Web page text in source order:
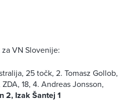
VN Slovenije:
25 točk, 2. Tomasz Gollob,
18, 4. Andreas Jonsson,
2, Izak Šantej 1